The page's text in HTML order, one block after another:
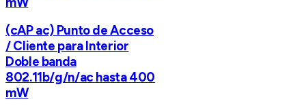
(cAP ac) Punto de Acceso
/ Cliente para Interior
Doble banda
802.11b/g/n/ac hasta 400
mW